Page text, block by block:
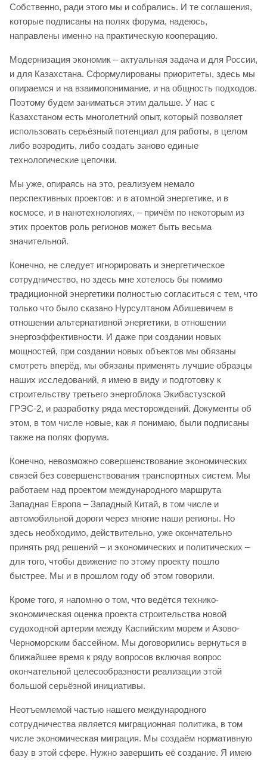
Собственно, ради этого мы и собрались. И те соглашения,
которые подписаны на полях форума, надеюсь,
направлены именно на практическую кооперацию.
Модернизация экономик – актуальная задача и для России,
и для Казахстана. Сформулированы приоритеты, здесь мы
опираемся и на взаимопонимание, и на общность подходов.
Поэтому будем заниматься этим дальше. У нас с
Казахстаном есть многолетний опыт, который позволяет
использовать серьёзный потенциал для работы, в целом
либо возродить, либо создать заново единые
технологические цепочки.
Мы уже, опираясь на это, реализуем немало
перспективных проектов: и в атомной энергетике, и в
космосе, и в нанотехнологиях, – причём по некоторым из
этих проектов роль регионов может быть весьма
значительной.
Конечно, не следует игнорировать и энергетическое
сотрудничество, но здесь мне хотелось бы помимо
традиционной энергетики полностью согласиться с тем, что
только что было сказано Нурсултаном Абишевичем в
отношении альтернативной энергетики, в отношении
энергоэффективности. И даже при создании новых
мощностей, при создании новых объектов мы обязаны
смотреть вперёд, мы обязаны применять лучшие образцы
наших исследований, я имею в виду и подготовку к
строительству третьего энергоблока Экибастузской
ГРЭС-2, и разработку ряда месторождений. Документы об
этом, в том числе новые, как я понимаю, были подписаны
также на полях форума.
Конечно, невозможно совершенствование экономических
связей без совершенствования транспортных систем. Мы
работаем над проектом международного маршрута
Западная Европа – Западный Китай, в том числе и
автомобильной дороги через многие наши регионы. Но
здесь необходимо, действительно, уже окончательно
принять ряд решений – и экономических и политических –
для того, чтобы движение по этому проекту пошло
быстрее. Мы и в прошлом году об этом говорили.
Кроме того, я напомню о том, что ведётся технико-
экономическая оценка проекта строительства новой
судоходной артерии между Каспийским морем и Азово-
Черноморским бассейном. Мы договорились вернуться в
ближайшее время к ряду вопросов включая вопрос
окончательной целесообразности реализации этой
большой серьёзной инициативы.
Неотъемлемой частью нашего международного
сотрудничества является миграционная политика, в том
числе экономическая миграция. Мы создаём нормативную
базу в этой сфере. Нужно завершить её создание. Я имею